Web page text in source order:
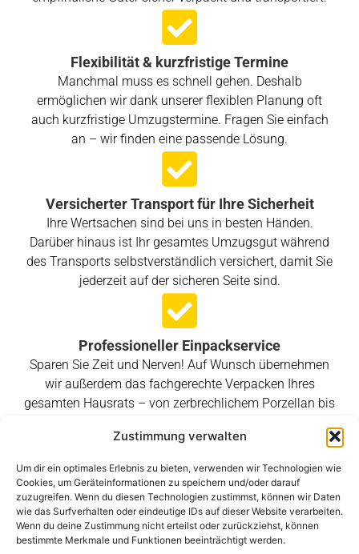
Zustimmung verwalten
Um dir ein optimales Erlebnis zu bieten, verwenden wir Technologien wie
Cookies, um Geräteinformationen zu speichern und/oder darauf
zuzugreifen. Wenn du diesen Technologien zustimmst, können wir Daten
wie das Surfverhalten oder eindeutige IDs auf dieser Website verarbeiten.
Wenn du deine Zustimmung nicht erteilst oder zurückziehst, können
bestimmte Merkmale und Funktionen beeinträchtigt werden.
Flexibilität & kurzfristige Termine
Manchmal muss es schnell gehen. Deshalb
ermöglichen wir dank unserer flexiblen Planung oft
auch kurzfristige Umzugstermine. Fragen Sie einfach
an – wir finden eine passende Lösung.
Versicherter Transport für Ihre Sicherheit
Ihre Wertsachen sind bei uns in besten Händen.
Darüber hinaus ist Ihr gesamtes Umzugsgut während
des Transports selbstverständlich versichert, damit Sie
jederzeit auf der sicheren Seite sind.
Professioneller Einpackservice
Sparen Sie Zeit und Nerven! Auf Wunsch übernehmen
wir außerdem das fachgerechte Verpacken Ihres
gesamten Hausrats – von zerbrechlichem Porzellan bis
Spezialist für Auslandsumzüge
Gerade bei Übersiedelungen ins Ausland sind
Erfahrung und eine exakte Planung entscheidend.
Daher sorgen wir mit unserem Know-how für einen